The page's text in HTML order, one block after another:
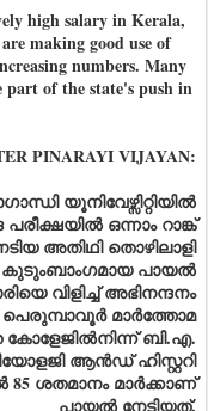
high salary in Kerala,
making good use of
numbers. Many
of the state's push in
PINARAYI VIJAYAN:
യൂനിവേഴ്സിറ്റിയിൽ
ഒന്നാം റാങ്ക്
അതിഥി തൊഴിലാളി
കുടുംബാംഗമായ പായൽ
വിളിച്ച് അഭിനന്ദനം
പെരുമ്പാവൂർ മാർത്തോമ
കോളേജിൽനിന്ന് ബി.എ.
ആൻഡ് ഹിസ്റ്ററി
85 ശതമാനം മാർക്കാണ്